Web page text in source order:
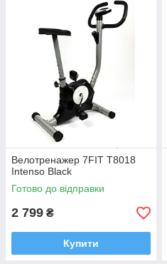
Велотренажер 7FIT T8018
Intenso Black
Готово до відправки
2 799 ₴
Купити